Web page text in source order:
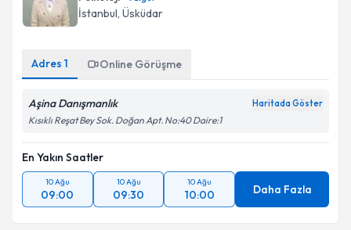
E-posta Adresiniz
Metni'ni okudum ve kişisel verilerimin belirtilen
kapsamda işlenmesini kabul ediyorum.
Takvim Talebini Gönder
İstanbul, Üsküdar
Adres 1 Online Görüşme
Aşina Danışmanlık Haritada Göster
Kısıklı Reşat Bey Sok. Doğan Apt. No:40 Daire:1
En Yakın Saatler
10 Ağu
09:00
10 Ağu
09:30
10 Ağu
10:00 Daha Fazla